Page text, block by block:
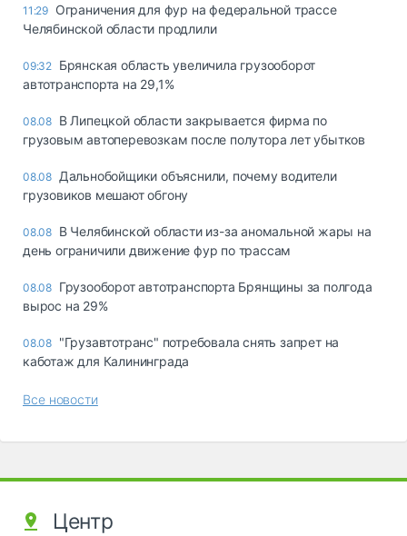
11:29 Ограничения для фур на федеральной трассе
Челябинской области продлили
09:32 Брянская область увеличила грузооборот
автотранспорта на 29,1%
08.08 В Липецкой области закрывается фирма по
грузовым автоперевозкам после полутора лет убытков
08.08 Дальнобойщики объяснили, почему водители
грузовиков мешают обгону
08.08 В Челябинской области из-за аномальной жары на
день ограничили движение фур по трассам
08.08 Грузооборот автотранспорта Брянщины за полгода
вырос на 29%
08.08 "Грузавтотранс" потребовала снять запрет на
каботаж для Калининграда
Все новости
Центр